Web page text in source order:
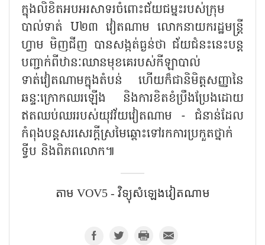
ក្នុងលិខិតអបអរសាទរចំពោះជ័យជម្នះរបស់ក្រុម
បាល់ទាត់ U២៣ វៀតណាម លោកនាយករដ្ឋមន្ត្រី
ហ្វាម មិញជីញ បានសង្កត់ធ្ងន់ថា ជ័យជំនះនេះបន្ត
បញ្ជាក់ពីឋានៈឈានមុខគេរបស់កីឡាបាល់
ទាត់វៀតណាមក្នុងតំបន់ ហើយក៏ជានិមិត្តសញ្ញានៃ
ឆន្ទៈក្រោកឈរឡើង និងការខិតខំប្រឹងប្រែងដោយ
ឥតឈប់ឈររបស់យុវវ័យវៀតណាម - ជំនាន់ដែល
កំពុងបន្តសរសេរក្តីស្រមៃឆ្ពោះទៅរកការប្រកួតថ្នាក់
ទ្វីប និងពិភពលោក៕
តាម VOV5 - វិទ្យុសំឡេង​វៀតណាម